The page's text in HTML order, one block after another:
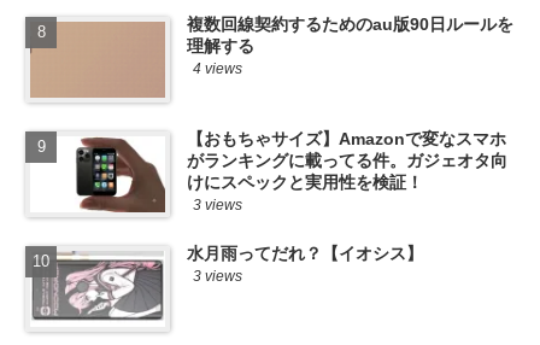
複数回線契約するためのau版90日ルールを
理解する
4 views
【おもちゃサイズ】Amazonで変なスマホ
がランキングに載ってる件。ガジェオタ向
けにスペックと実用性を検証！
3 views
水月雨ってだれ？【イオシス】
3 views